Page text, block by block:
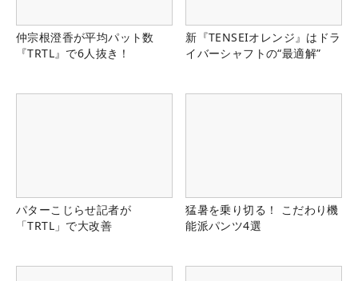
仲宗根澄香が平均パット数
『TRTL』で6人抜き！
新『TENSEIオレンジ』はドラ
イバーシャフトの“最適解”
パターこじらせ記者が
「TRTL」で大改善
猛暑を乗り切る！ こだわり機
能派パンツ4選